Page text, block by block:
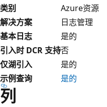
类别
Azure资源
解决方案
日志管理
基本日志
是的
引入时 DCR 支持否
仅湖引入
是的
示例查询
是的
列